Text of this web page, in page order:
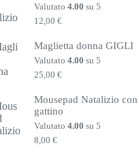
Valutato4.00 su 5
12,00€
Maglietta donna GIGLI
Valutato4.00 su 5
25,00€
Mousepad Natalizio con
gattino
Valutato4.00 su 5
8,00€